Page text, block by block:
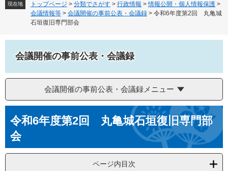
現在地 トップページ > 分類でさがす > 行政情報 >情報公開・個人情報保護 >
会議情報等 > 会議開催の事前公表・会議録 > 令和6年度第2回 丸亀城
石垣復旧専門部会
会議開催の事前公表・会議録
会議開催の事前公表・会議録メニュー
文令和6年度第2回 丸亀城石垣復旧専門部
会
ページ内目次